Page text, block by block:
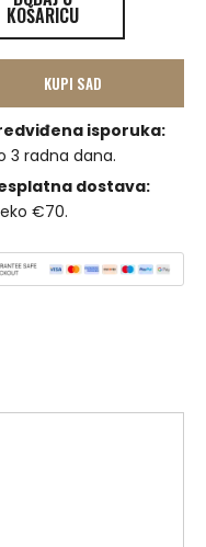
KOŠARICU
KUPI SAD
isporuka:
3 radna dana.
dostava:
€70.